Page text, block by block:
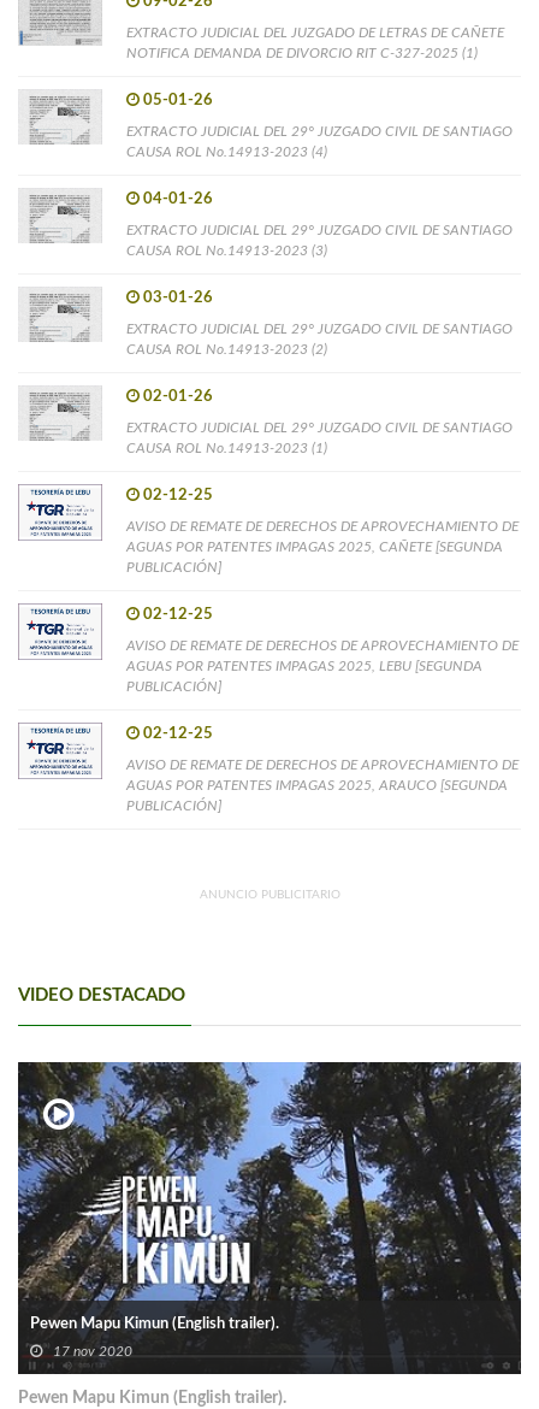
EXTRACTO JUDICIAL DEL JUZGADO DE LETRAS DE CAÑETE
NOTIFICA DEMANDA DE DIVORCIO RIT C-327-2025 (1)
05-01-26
EXTRACTO JUDICIAL DEL 29° JUZGADO CIVIL DE SANTIAGO
CAUSA ROL No.14913-2023 (4)
04-01-26
EXTRACTO JUDICIAL DEL 29° JUZGADO CIVIL DE SANTIAGO
CAUSA ROL No.14913-2023 (3)
03-01-26
EXTRACTO JUDICIAL DEL 29° JUZGADO CIVIL DE SANTIAGO
CAUSA ROL No.14913-2023 (2)
02-01-26
EXTRACTO JUDICIAL DEL 29° JUZGADO CIVIL DE SANTIAGO
CAUSA ROL No.14913-2023 (1)
02-12-25
AVISO DE REMATE DE DERECHOS DE APROVECHAMIENTO DE
AGUAS POR PATENTES IMPAGAS 2025, CAÑETE [SEGUNDA
PUBLICACIÓN]
02-12-25
AVISO DE REMATE DE DERECHOS DE APROVECHAMIENTO DE
AGUAS POR PATENTES IMPAGAS 2025, LEBU [SEGUNDA
PUBLICACIÓN]
02-12-25
AVISO DE REMATE DE DERECHOS DE APROVECHAMIENTO DE
AGUAS POR PATENTES IMPAGAS 2025, ARAUCO [SEGUNDA
PUBLICACIÓN]
ANUNCIO PUBLICITARIO
VIDEO DESTACADO
Pewen Mapu Kimun (English trailer).
17 nov 2020
Pewen Mapu Kimun (English trailer).